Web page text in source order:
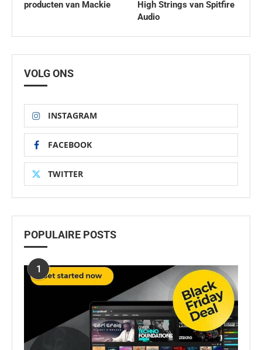
producten van Mackie
High Strings van Spitfire
Audio
VOLG ONS
INSTAGRAM
FACEBOOK
TWITTER
POPULAIRE POSTS
1